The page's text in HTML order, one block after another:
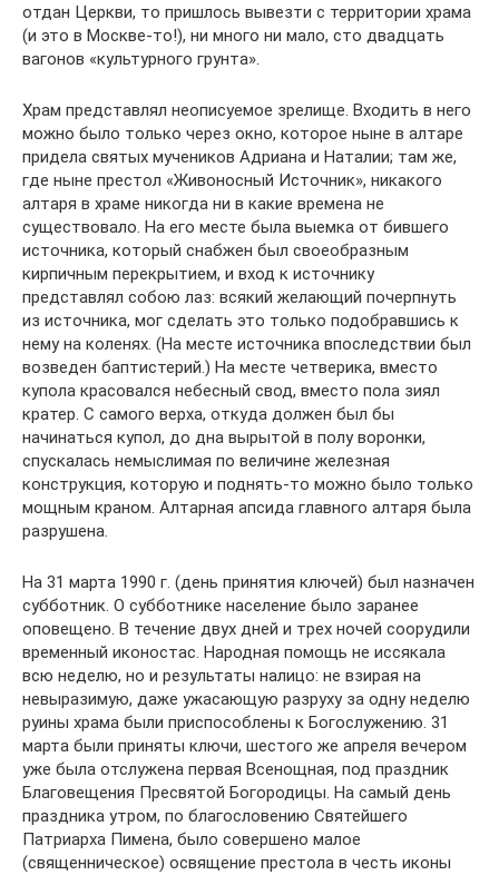
отдан Церкви, то пришлось вывезти с территории храма
(и это в Москве-то!), ни много ни мало, сто двадцать
вагонов «культурного грунта».
Храм представлял неописуемое зрелище. Входить в него
можно было только через окно, которое ныне в алтаре
придела святых мучеников Адриана и Наталии; там же,
где ныне престол «Живоносный Источник», никакого
алтаря в храме никогда ни в какие времена не
существовало. На его месте была выемка от бившего
источника, который снабжен был своеобразным
кирпичным перекрытием, и вход к источнику
представлял собою лаз: всякий желающий почерпнуть
из источника, мог сделать это только подобравшись к
нему на коленях. (На месте источника впоследствии был
возведен баптистерий.) На месте четверика, вместо
купола красовался небесный свод, вместо пола зиял
кратер. С самого верха, откуда должен был бы
начинаться купол, до дна вырытой в полу воронки,
спускалась немыслимая по величине железная
конструкция, которую и поднять-то можно было только
мощным краном. Алтарная апсида главного алтаря была
разрушена.
На 31 марта 1990 г. (день принятия ключей) был назначен
субботник. О субботнике население было заранее
оповещено. В течение двух дней и трех ночей соорудили
временный иконостас. Народная помощь не иссякала
всю неделю, но и результаты налицо: не взирая на
невыразимую, даже ужасающую разруху за одну неделю
руины храма были приспособлены к Богослужению. 31
марта были приняты ключи, шестого же апреля вечером
уже была отслужена первая Всенощная, под праздник
Благовещения Пресвятой Богородицы. На самый день
праздника утром, по благословению Святейшего
Патриарха Пимена, было совершено малое
(священническое) освящение престола в честь иконы